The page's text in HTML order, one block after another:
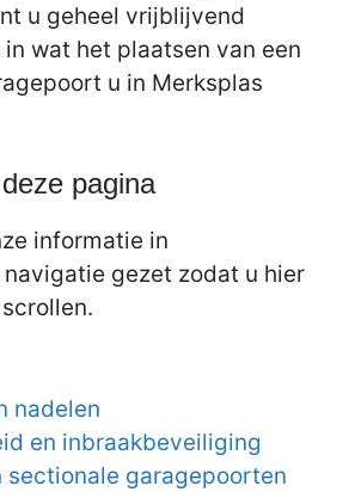
u geheel vrijblijvend
wat het plaatsen van een
u in Merksplas
pagina
informatie in
gezet zodat u hier
nadelen
en inbraakbeveiliging
sectionale garagepoorten